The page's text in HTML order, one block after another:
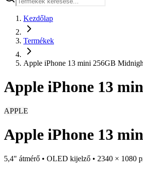
Kezdőlap
Termékek
Apple iPhone 13 mini 256GB
Apple iPhone 13
APPLE
Apple iPhone 13
5,4" átmérő • OLED kijelző • 2340 × 1080